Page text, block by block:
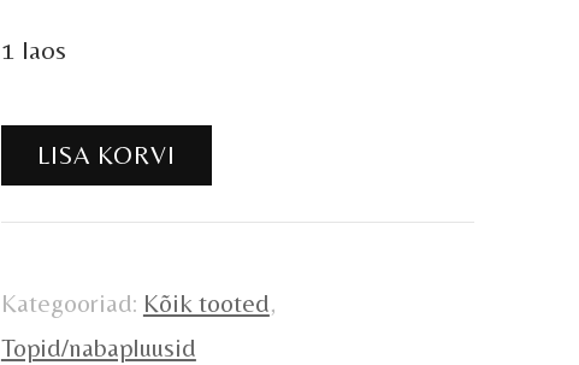
1 laos
kogus
LISA KORVI
Kategooriad: Kõik tooted,
Topid/nabapluusid